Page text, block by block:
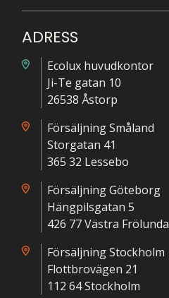
ADRESS
Ecolux huvudkontor
Ji-Te gatan 10
26538 Åstorp
Försäljning Småland
Storgatan 41
365 32 Lessebo
Försäljning Göteborg
Hängpilsgatan 5
426 77 Västra Frölunda
Försäljning Stockholm
Flottbrovägen 21
112 64 Stockholm